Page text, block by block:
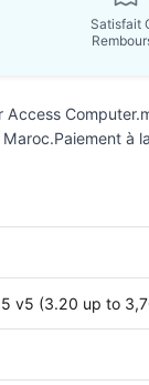
Satisfait
à
v5 (3.20 up to